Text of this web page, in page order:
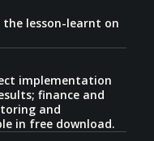
the lesson-learnt on
implementation
finance and
and
in free download.